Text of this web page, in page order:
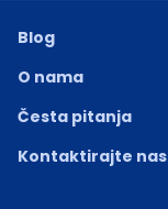
Blog
O nama
Česta pitanja
Kontaktirajte nas